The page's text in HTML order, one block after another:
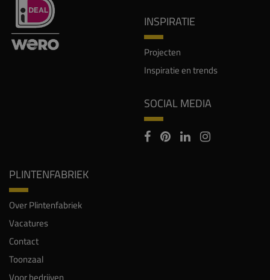
INSPIRATIE
Projecten
Inspiratie en trends
SOCIAL MEDIA
PLINTENFABRIEK
Over Plintenfabriek
Vacatures
Contact
Toonzaal